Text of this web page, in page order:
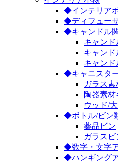
◆インテリア
◆ディフュー
◆キャンドル
キャンド
キャンド
キャンド
◆キャニスタ
ガラス素
陶器素材
ウッド/
◆ボトル/ビン
薬品ビン
ガラスビ
◆数字・文字
◆ハンギング